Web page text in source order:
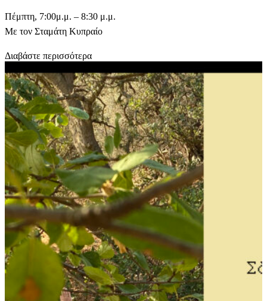
Πέμπτη, 7:00μ.μ. – 8:30 μ.μ.
Με τον Σταμάτη Κυπραίο
Διαβάστε περισσότερα